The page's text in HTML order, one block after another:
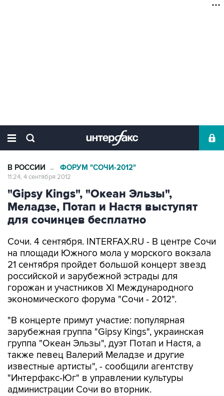
В РОССИИ → ФОРУМ "СОЧИ-2012"
11:24, 4 сентября 2012
"Gipsy Kings", "Океан Эльзы",
Меладзе, Потап и Настя выступят
для сочинцев бесплатно
Сочи. 4 сентября. INTERFAX.RU - В центре Сочи
на площади Южного мола у морского вокзала
21 сентября пройдет большой концерт звезд
российской и зарубежной эстрады для
горожан и участников XI Международного
экономического форума "Сочи - 2012".
"В концерте примут участие: популярная
зарубежная группа "Gipsy Kings", украинская
группа "Океан Эльзы", дуэт Потап и Настя, а
также певец Валерий Меладзе и другие
известные артисты", - сообщили агентству
"Интерфакс-Юг" в управлении культуры
администрации Сочи во вторник.